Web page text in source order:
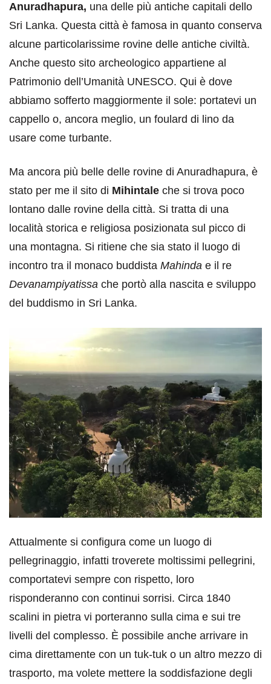
Anuradhapura, una delle più antiche capitali dello
Sri Lanka. Questa città è famosa in quanto conserva
alcune particolarissime rovine delle antiche civiltà.
Anche questo sito archeologico appartiene al
Patrimonio dell’Umanità UNESCO. Qui è dove
abbiamo sofferto maggiormente il sole: portatevi un
cappello o, ancora meglio, un foulard di lino da
usare come turbante.
Ma ancora più belle delle rovine di Anuradhapura, è
stato per me il sito di Mihintale che si trova poco
lontano dalle rovine della città. Si tratta di una
località storica e religiosa posizionata sul picco di
una montagna. Si ritiene che sia stato il luogo di
incontro tra il monaco buddista Mahinda e il re
Devanampiyatissa che portò alla nascita e sviluppo
del buddismo in Sri Lanka.
Attualmente si configura come un luogo di
pellegrinaggio, infatti troverete moltissimi pellegrini,
comportatevi sempre con rispetto, loro
risponderanno con continui sorrisi. Circa 1840
scalini in pietra vi porteranno sulla cima e sui tre
livelli del complesso. È possibile anche arrivare in
cima direttamente con un tuk-tuk o un altro mezzo di
trasporto, ma volete mettere la soddisfazione degli